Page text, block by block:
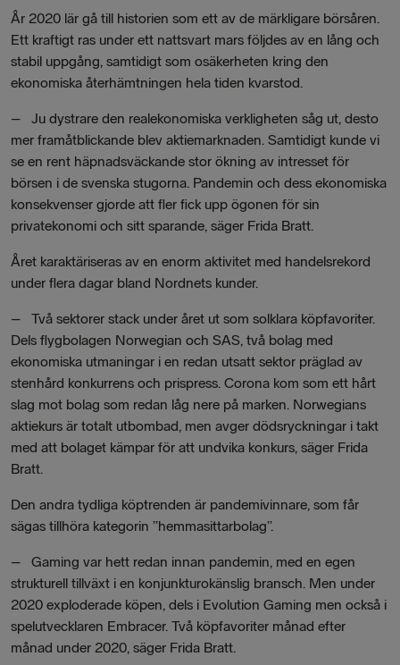
År 2020 lär gå till historien som ett av de märkligare börsåren.
Ett kraftigt ras under ett nattsvart mars följdes av en lång och
stabil uppgång, samtidigt som osäkerheten kring den
ekonomiska återhämtningen hela tiden kvarstod.
– Ju dystrare den realekonomiska verkligheten såg ut, desto
mer framåtblickande blev aktiemarknaden. Samtidigt kunde vi
se en rent häpnadsväckande stor ökning av intresset för
börsen i de svenska stugorna. Pandemin och dess ekonomiska
konsekvenser gjorde att fler fick upp ögonen för sin
privatekonomi och sitt sparande, säger Frida Bratt.
Året karaktäriseras av en enorm aktivitet med handelsrekord
under flera dagar bland Nordnets kunder.
– Två sektorer stack under året ut som solklara köpfavoriter.
Dels flygbolagen Norwegian och SAS, två bolag med
ekonomiska utmaningar i en redan utsatt sektor präglad av
stenhård konkurrens och prispress. Corona kom som ett hårt
slag mot bolag som redan låg nere på marken. Norwegians
aktiekurs är totalt utbombad, men avger dödsryckningar i takt
med att bolaget kämpar för att undvika konkurs, säger Frida
Bratt.
Den andra tydliga köptrenden är pandemivinnare, som får
sägas tillhöra kategorin ”hemmasittarbolag”.
– Gaming var hett redan innan pandemin, med en egen
strukturell tillväxt i en konjunkturokänslig bransch. Men under
2020 exploderade köpen, dels i Evolution Gaming men också i
spelutvecklaren Embracer. Två köpfavoriter månad efter
månad under 2020, säger Frida Bratt.